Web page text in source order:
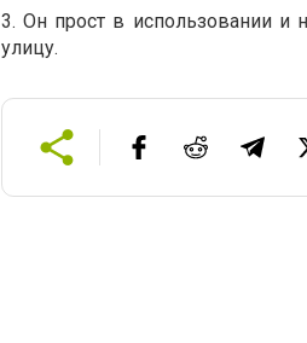
3. Он прост в использовании и
улицу.